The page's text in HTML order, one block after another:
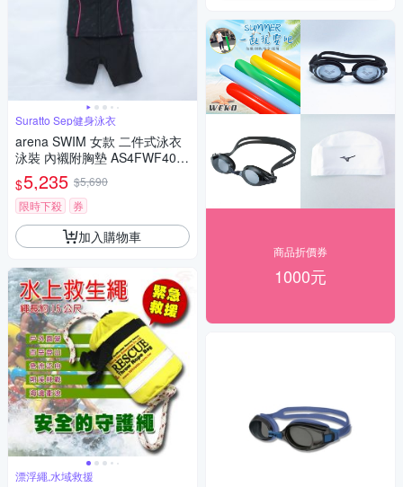
Suratto Sep健身泳衣
arena SWIM 女款 二件式泳衣
泳裝 內襯附胸墊 AS4FWF40W
T-2色
$5,235 $5,690
限時下殺
券
加入購物車
漂浮繩,水域救援
商品折價券
1000元